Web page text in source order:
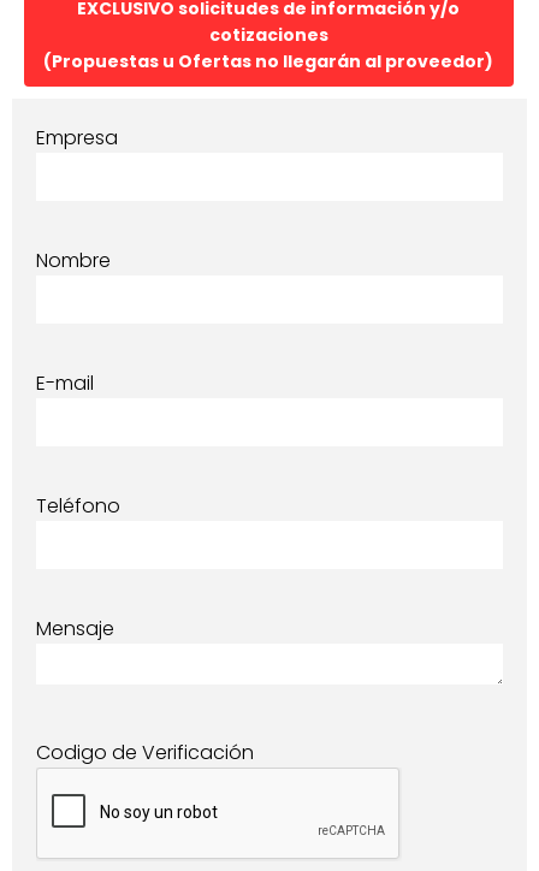
EXCLUSIVO solicitudes de información y/o
cotizaciones
(Propuestas u Ofertas no llegarán al proveedor)
Empresa
Nombre
E-mail
Teléfono
Mensaje
Codigo de Verificación